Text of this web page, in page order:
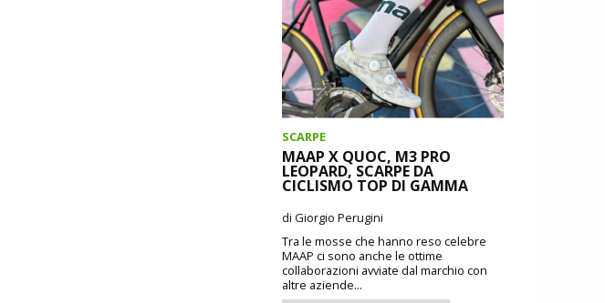
SCARPE
MAAP X QUOC, M3 PRO
LEOPARD, SCARPE DA
CICLISMO TOP DI GAMMA
di Giorgio Perugini
Tra le mosse che hanno reso celebre
MAAP ci sono anche le ottime
collaborazioni avviate dal marchio con
altre aziende...